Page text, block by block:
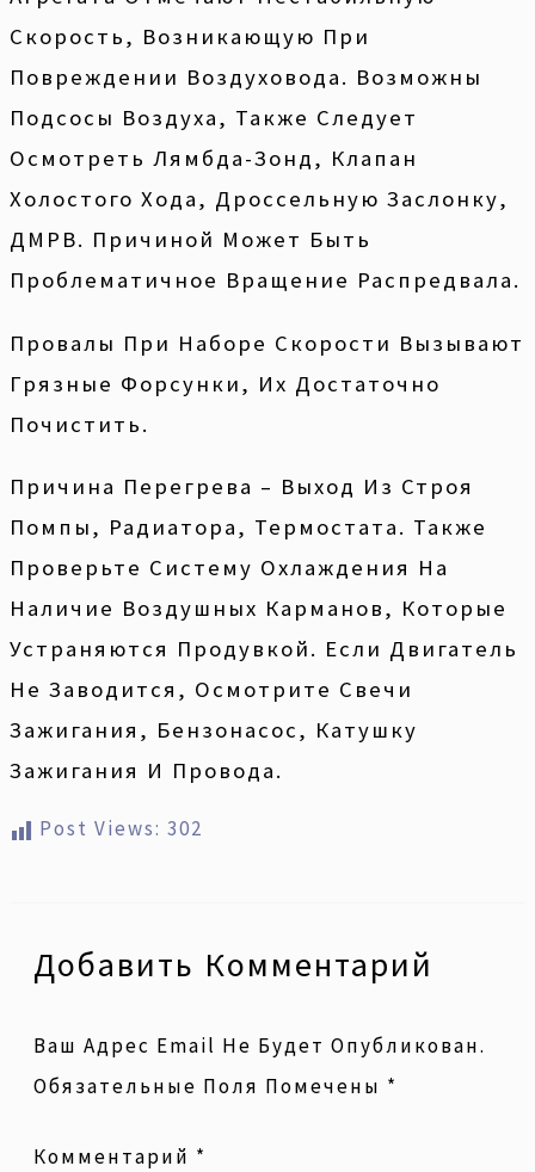
Скорость, Возникающую При
Повреждении Воздуховода. Возможны
Подсосы Воздуха, Также Следует
Осмотреть Лямбда-Зонд, Клапан
Холостого Хода, Дроссельную Заслонку,
ДМРВ. Причиной Может Быть
Проблематичное Вращение Распредвала.
Провалы При Наборе Скорости Вызывают
Грязные Форсунки, Их Достаточно
Почистить.
Причина Перегрева – Выход Из Строя
Помпы, Радиатора, Термостата. Также
Проверьте Систему Охлаждения На
Наличие Воздушных Карманов, Которые
Устраняются Продувкой. Если Двигатель
Не Заводится, Осмотрите Свечи
Зажигания, Бензонасос, Катушку
Зажигания И Провода.
Post Views: 302
Добавить Комментарий
Ваш Адрес Email Не Будет Опубликован.
Обязательные Поля Помечены *
Комментарий *